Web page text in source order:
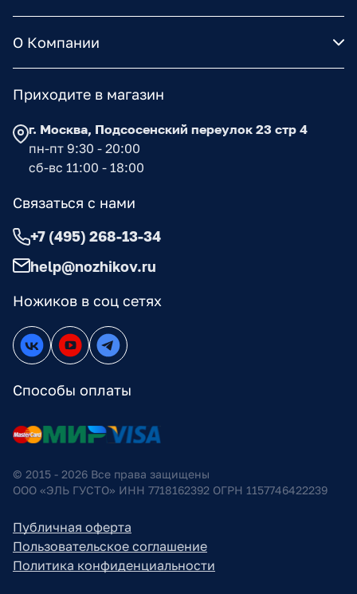
О Компании
Ножиков в соц сетях
Способы оплаты
Приходите в магазин
г. Москва, Подсосенский переулок 23 стр 4
пн-пт 9:30 - 20:00
сб-вс 11:00 - 18:00
Связаться с нами
+7 (495) 268-13-34
help@nozhikov.ru
© 2015 - 2026 Все права защищены
ООО «ЭЛЬ ГУСТО» ИНН 7718162392 ОГРН 1157746422239
Публичная оферта
Пользовательское соглашение
Политика конфиденциальности